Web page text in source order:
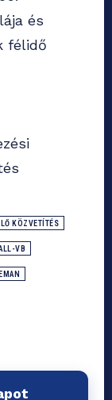
és
félidő
KÖZVETÍTÉS
VB